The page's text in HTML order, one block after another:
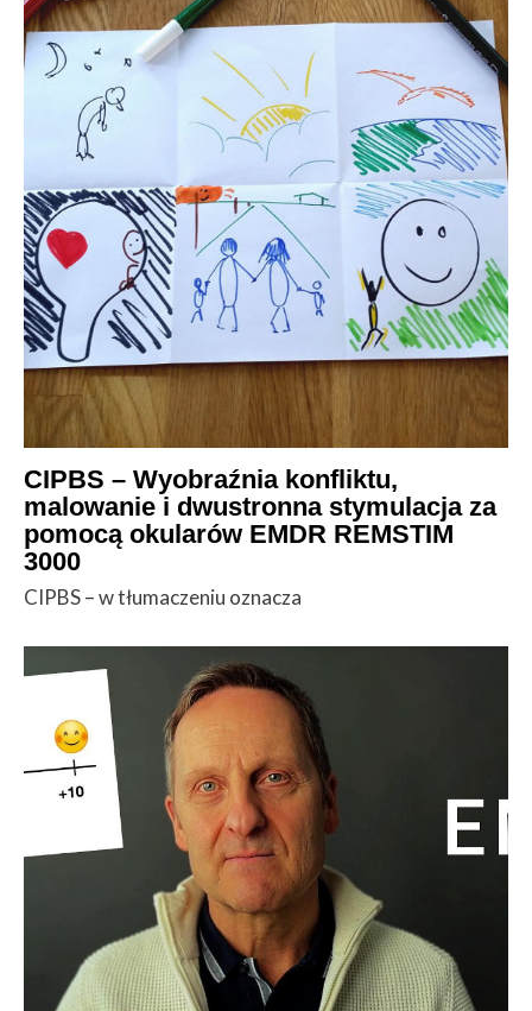
CIPBS – Wyobraźnia konfliktu,
malowanie i dwustronna stymulacja za
pomocą okularów EMDR REMSTIM
3000
CIPBS – w tłumaczeniu oznacza